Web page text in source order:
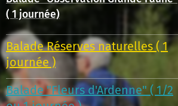
( 1 journée)
Balade Réserves naturelles ( 1
journée )
Balade "Fleurs d'Ardenne" ( 1/2